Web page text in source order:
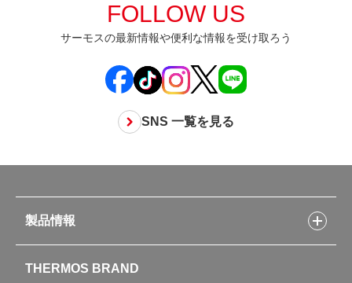
FOLLOW US
サーモスの最新情報や便利な情報を受け取ろう
SNS 一覧を見る
製品情報
水筒
THERMOS BRAND